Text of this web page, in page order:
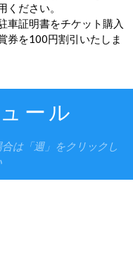
ださい。
車証明書をチケット購入
券を100円割引いたしま
ール
は「週」をクリックし